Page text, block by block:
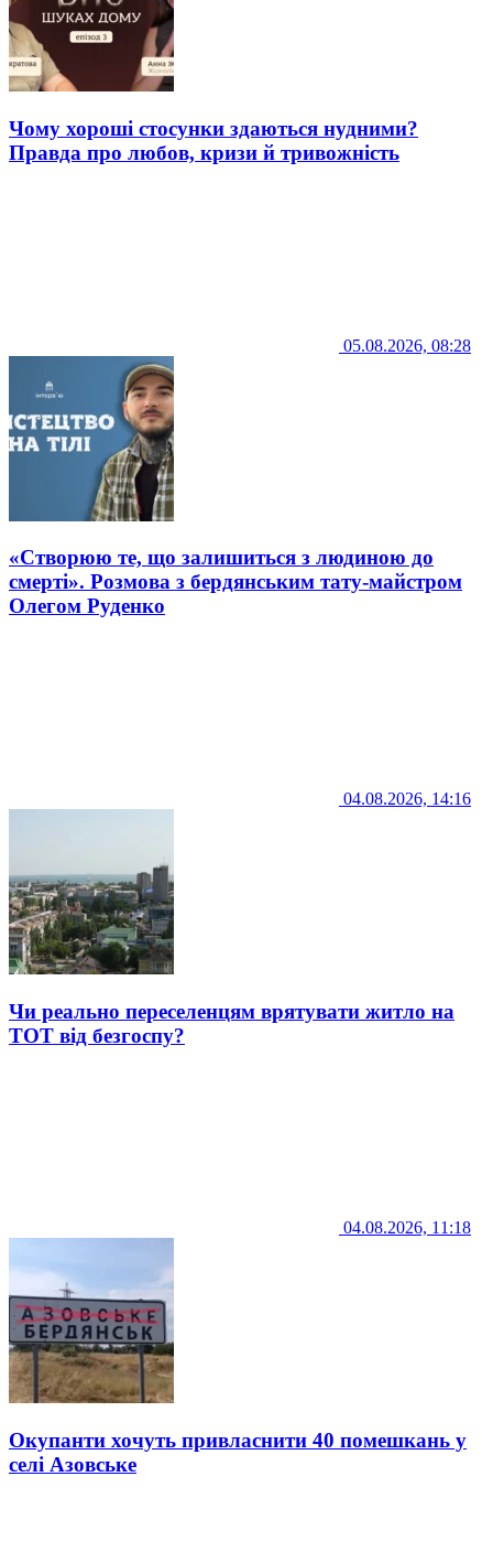
Чому хороші стосунки здаються нудними?
Правда про любов, кризи й тривожність
05.08.2026, 08:28
«Створюю те, що залишиться з людиною до
смерті». Розмова з бердянським тату-майстром
Олегом Руденко
04.08.2026, 14:16
Чи реально переселенцям врятувати житло на
ТОТ від безгоспу?
04.08.2026, 11:18
Окупанти хочуть привласнити 40 помешкань у
селі Азовське